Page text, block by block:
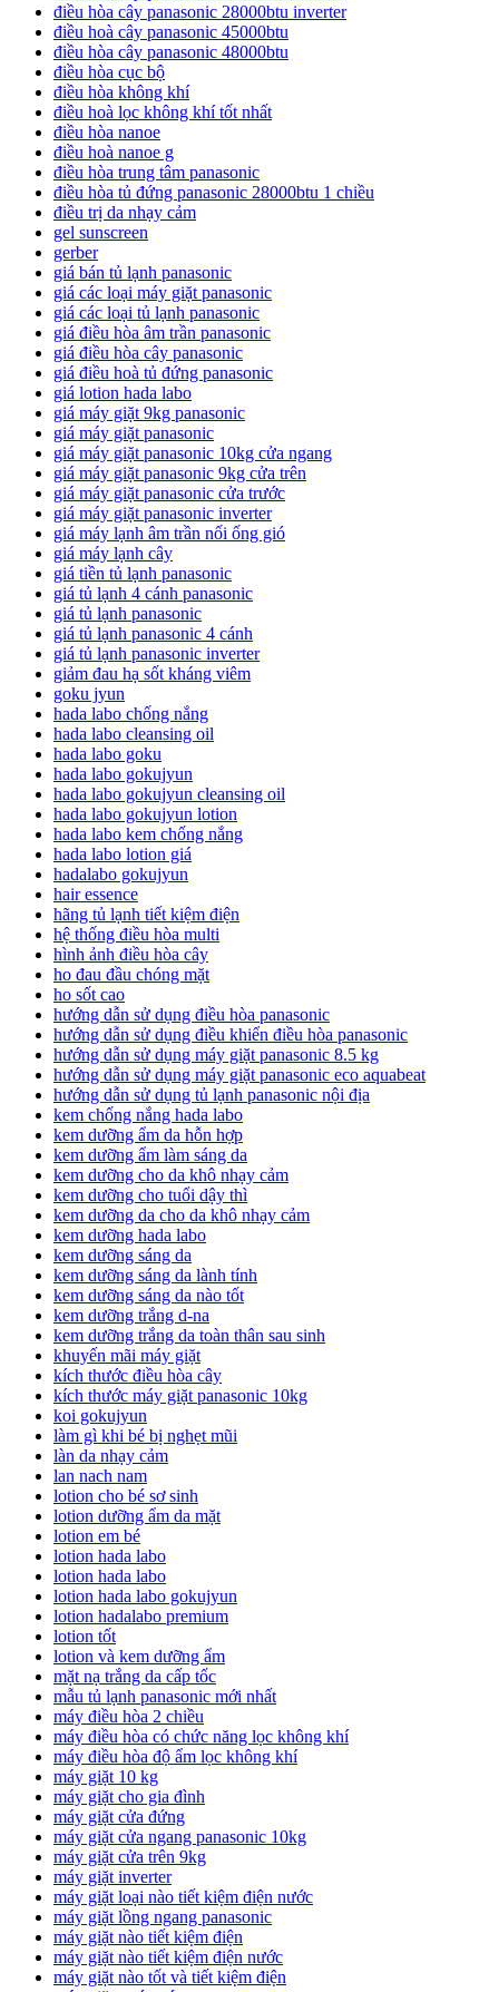
điều hòa cây panasonic 28000btu inverter
điều hoà cây panasonic 45000btu
điều hòa cây panasonic 48000btu
điều hòa cục bộ
điều hòa không khí
điều hoà lọc không khí tốt nhất
điều hòa nanoe
điều hoà nanoe g
điều hòa trung tâm panasonic
điều hòa tủ đứng panasonic 28000btu 1 chiều
điều trị da nhạy cảm
gel sunscreen
gerber
giá bán tủ lạnh panasonic
giá các loại máy giặt panasonic
giá các loại tủ lạnh panasonic
giá điều hòa âm trần panasonic
giá điều hòa cây panasonic
giá điều hoà tủ đứng panasonic
giá lotion hada labo
giá máy giặt 9kg panasonic
giá máy giặt panasonic
giá máy giặt panasonic 10kg cửa ngang
giá máy giặt panasonic 9kg cửa trên
giá máy giặt panasonic cửa trước
giá máy giặt panasonic inverter
giá máy lạnh âm trần nối ống gió
giá máy lạnh cây
giá tiền tủ lạnh panasonic
giá tủ lạnh 4 cánh panasonic
giá tủ lạnh panasonic
giá tủ lạnh panasonic 4 cánh
giá tủ lạnh panasonic inverter
giảm đau hạ sốt kháng viêm
goku jyun
hada labo chống nắng
hada labo cleansing oil
hada labo goku
hada labo gokujyun
hada labo gokujyun cleansing oil
hada labo gokujyun lotion
hada labo kem chống nắng
hada labo lotion giá
hadalabo gokujyun
hair essence
hãng tủ lạnh tiết kiệm điện
hệ thống điều hòa multi
hình ảnh điều hòa cây
ho đau đầu chóng mặt
ho sốt cao
hướng dẫn sử dụng điều hòa panasonic
hướng dẫn sử dụng điều khiển điều hòa panasonic
hướng dẫn sử dụng máy giặt panasonic 8.5 kg
hướng dẫn sử dụng máy giặt panasonic eco aquabeat
hướng dẫn sử dụng tủ lạnh panasonic nội địa
kem chống nắng hada labo
kem dưỡng ẩm da hỗn hợp
kem dưỡng ẩm làm sáng da
kem dưỡng cho da khô nhạy cảm
kem dưỡng cho tuổi dậy thì
kem dưỡng da cho da khô nhạy cảm
kem dưỡng hada labo
kem dưỡng sáng da
kem dưỡng sáng da lành tính
kem dưỡng sáng da nào tốt
kem dưỡng trắng d-na
kem dưỡng trắng da toàn thân sau sinh
khuyến mãi máy giặt
kích thước điều hòa cây
kích thước máy giặt panasonic 10kg
koi gokujyun
làm gì khi bé bị nghẹt mũi
làn da nhạy cảm
lan nach nam
lotion cho bé sơ sinh
lotion dưỡng ẩm da mặt
lotion em bé
lotion hada labo
lotion hada labo
lotion hada labo gokujyun
lotion hadalabo premium
lotion tốt
lotion và kem dưỡng ẩm
mặt nạ trắng da cấp tốc
mẫu tủ lạnh panasonic mới nhất
máy điều hòa 2 chiều
máy điều hòa có chức năng lọc không khí
máy điều hòa độ ẩm lọc không khí
máy giặt 10 kg
máy giặt cho gia đình
máy giặt cửa đứng
máy giặt cửa ngang panasonic 10kg
máy giặt cửa trên 9kg
máy giặt inverter
máy giặt loại nào tiết kiệm điện nước
máy giặt lồng ngang panasonic
máy giặt nào tiết kiệm điện
máy giặt nào tiết kiệm điện nước
máy giặt nào tốt và tiết kiệm điện